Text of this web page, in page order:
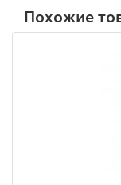
Похожие